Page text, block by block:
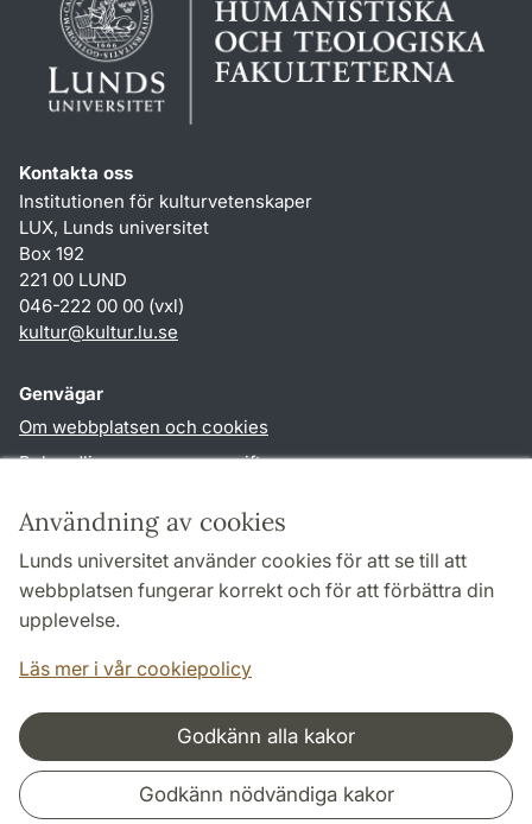
Användning av cookies
Lunds universitet använder cookies för att se till att
webbplatsen fungerar korrekt och för att förbättra din
upplevelse.
Läs mer i vår cookiepolicy
Godkänn alla kakor
Godkänn nödvändiga kakor
Kontakta oss
Institutionen för kulturvetenskaper
LUX, Lunds universitet
Box 192
221 00 LUND
046-222 00 00 (vxl)
kultur@kultur.lu.se
Genvägar
Om webbplatsen och cookies
Behandling av personuppgifter
TYPO3-login
Följ oss i sociala medier
Samarbeten och nätverk